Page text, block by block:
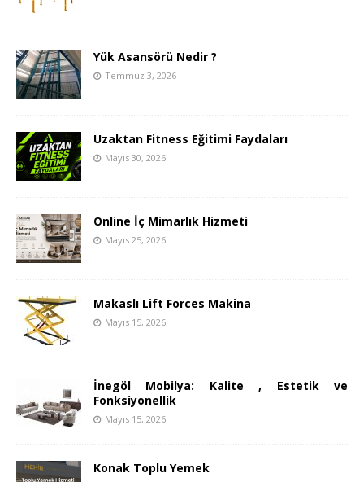
Yük Asansörü Nedir ?
Temmuz 3, 2026
Uzaktan Fitness Eğitimi Faydaları
Mayıs 30, 2026
Online İç Mimarlık Hizmeti
Mayıs 25, 2026
Makaslı Lift Forces Makina
Mayıs 15, 2026
İnegöl Mobilya: Kalite , Estetik ve
Fonksiyonellik
Mayıs 15, 2026
Konak Toplu Yemek